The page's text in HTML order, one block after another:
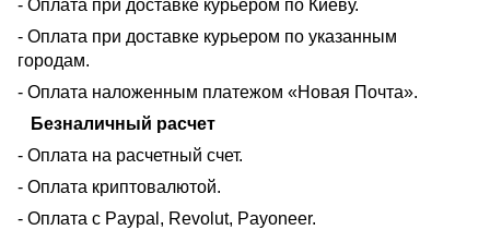
- Оплата при доставке курьером по Киеву.
- Оплата при доставке курьером по указанным
городам.
- Оплата наложенным платежом «Новая Почта».
Безналичный расчет
- Оплата на расчетный счет.
- Оплата криптовалютой.
- Оплата с Paypal, Revolut, Payoneer.